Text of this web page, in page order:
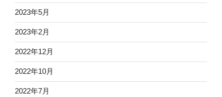
2023年5月
2023年2月
2022年12月
2022年10月
2022年7月